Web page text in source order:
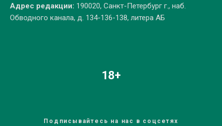
Адрес редакции: 190020, Санкт-Петербург г., наб.
Обводного канала, д. 134-136-138, литера АБ
18+
Подписывайтесь на нас в соцсетях